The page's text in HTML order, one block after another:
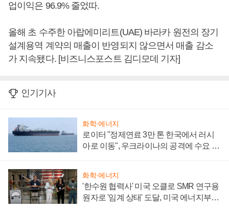
업이익은 96.9% 줄었따.
올해 초 수주한 아랍에미리트(UAE) 바라카 원전의 장기
설계용역 계약의 매출이 반영되지 않으면서 매출 감소
가 지속됐다. [비즈니스포스트 김디모데 기자]
인기기사
화학·에너지
로이터 "정제연료 3만 톤 한국에서 러시
아로 이동", 우크라이나의 공격에 수요 늘
화학·에너지
'한수원 협력사' 미국 오클로 SMR 연구용
원자로 '임계 상태' 도달, 미국 에너지부